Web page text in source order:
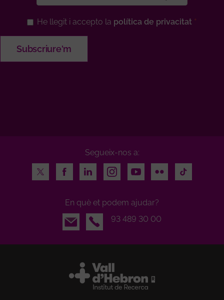
He llegit i accepto la política de privacitat
Segueix-nos a:
Twitter
FacebookLinkedInInstagramYoutubeFlickr TikTok
En què et podem ajudar?
Email
93 489 30 00